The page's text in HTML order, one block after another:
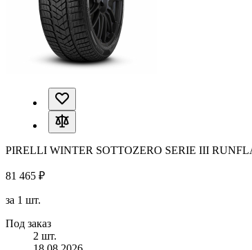
PIRELLI WINTER SOTTOZERO SERIE III
81 465 ₽
за 1 шт.
Под заказ
2 шт.